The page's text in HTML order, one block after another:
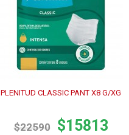
PLENITUD CLASSIC PANT X8 G/XG
$22590 $15813